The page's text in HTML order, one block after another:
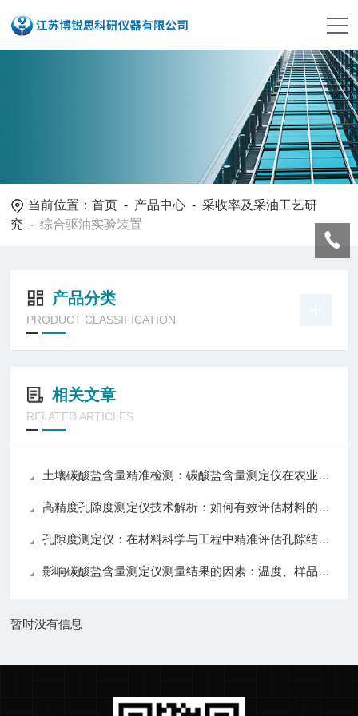
当前位置：首页 - 产品中心 -采收率及采油工艺研
究 -综合驱油实验装置
产品分类
PRODUCT CLASSIFICATION
相关文章
RELATED ARTICLES
土壤碳酸盐含量精准检测：碳酸盐含量测定仪在农业与环境监测中的应用
高精度孔隙度测定仪技术解析：如何有效评估材料的孔隙度与渗透性
孔隙度测定仪：在材料科学与工程中精准评估孔隙结构的关键技术与应用
影响碳酸盐含量测定仪测量结果的因素：温度、样品与操作技巧详解
暂时没有信息